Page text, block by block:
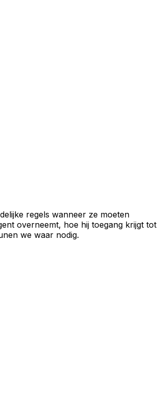
regels wanneer ze moeten
overneemt, hoe hij toegang krijgt tot
we waar nodig.